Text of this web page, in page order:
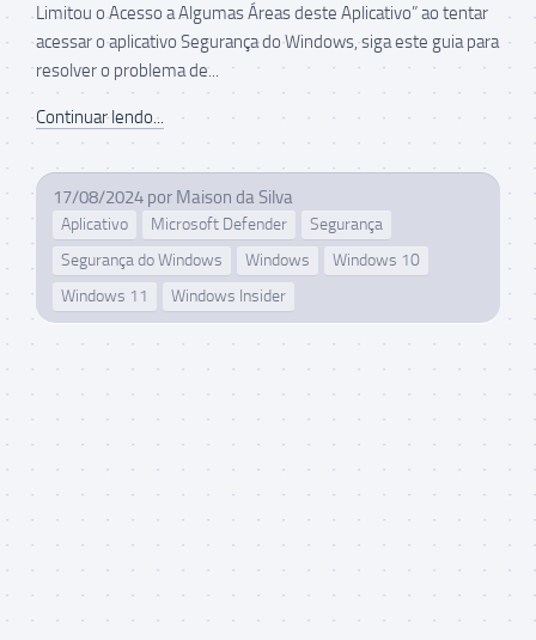
Limitou o Acesso a Algumas Áreas deste Aplicativo” ao tentar
acessar o aplicativo Segurança do Windows, siga este guia para
resolver o problema de...
Continuar lendo...
17/08/2024 por Maison da Silva
Aplicativo Microsoft Defender
Segurança
Segurança do Windows
Windows
Windows 10
Windows 11
Windows Insider